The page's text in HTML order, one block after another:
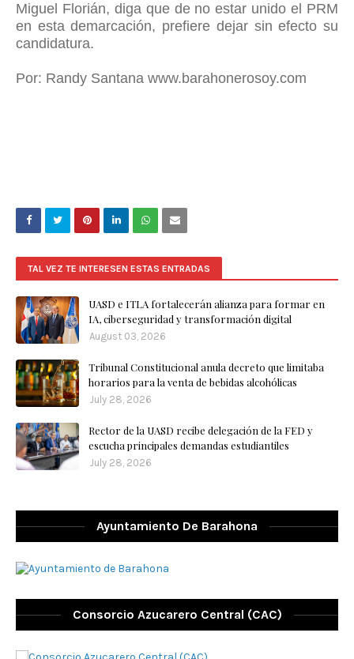
Miguel Florián, diga que de no estar unido el PRM
en esta demarcación, prefiere dejar sin efecto su
candidatura.
Por: Randy Santana www.barahonerosoy.com
TAL VEZ TE INTERESEN ESTAS ENTRADAS
UASD e ITLA fortalecerán alianza para formar en
IA, ciberseguridad y transformación digital
August 03, 2026
Tribunal Constitucional anula decreto que limitaba
horarios para la venta de bebidas alcohólicas
July 28, 2026
Rector de la UASD recibe delegación de la FED y
escucha principales demandas estudiantiles
July 28, 2026
Ayuntamiento De Barahona
Consorcio Azucarero Central (CAC)